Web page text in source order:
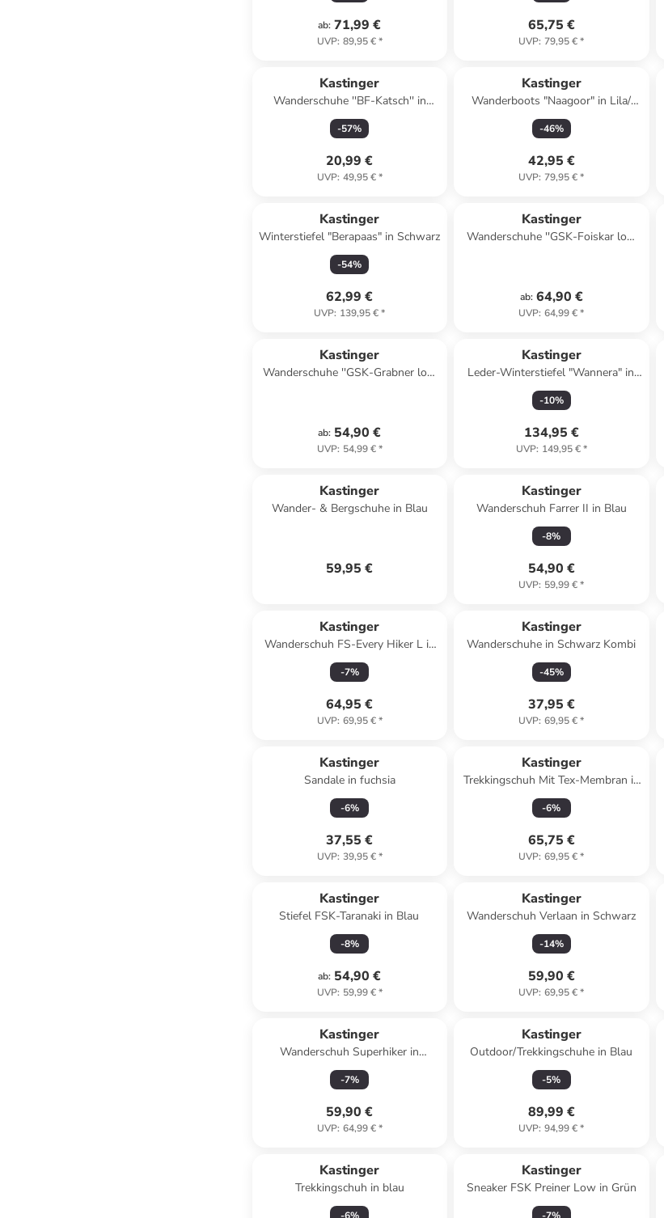
ab: 71,99 €
UVP: 89,95 €*
65,75 €
UVP: 79,95 €*
Kastinger
Wanderschuhe ''BF-Katsch'' in
Schwarz/ Hellblau
-57%
20,99 €
UVP: 49,95 €*
Kastinger
Wanderboots "Naagoor" in Lila/
Rosa
-46%
42,95 €
UVP: 79,95 €*
Kastinger
Winterstiefel "Berapaas" in Schwarz
-54%
62,99 €
UVP: 139,95 €*
Kastinger
Wanderschuhe ''GSK-Foiskar low
ab: 64,90 €
UVP: 64,99 €*
Kastinger
Wanderschuhe ''GSK-Grabner low
ab: 54,90 €
UVP: 54,99 €*
Kastinger
Leder-Winterstiefel "Wannera" in
Braun
-10%
134,95 €
UVP: 149,95 €*
Kastinger
Wander- & Bergschuhe in Blau
59,95 €
Kastinger
Wanderschuh Farrer II in Blau
-8%
54,90 €
UVP: 59,99 €*
Kastinger
Wanderschuh FS-Every Hiker L in
Schwarz
-7%
64,95 €
UVP: 69,95 €*
Kastinger
Wanderschuhe in Schwarz Kombi
-45%
37,95 €
UVP: 69,95 €*
Kastinger
Sandale in fuchsia
-6%
37,55 €
UVP: 39,95 €*
Kastinger
Trekkingschuh Mit Tex-Membran in
blau
-6%
65,75 €
UVP: 69,95 €*
Kastinger
Stiefel FSK-Taranaki in Blau
-8%
ab: 54,90 €
UVP: 59,99 €*
Kastinger
Wanderschuh Verlaan in Schwarz
-14%
59,90 €
UVP: 69,95 €*
Kastinger
Wanderschuh Superhiker in
Schwarz
-7%
59,90 €
UVP: 64,99 €*
Kastinger
Outdoor/Trekkingschuhe in Blau
-5%
89,99 €
UVP: 94,99 €*
Kastinger
Trekkingschuh in blau
Kastinger
Sneaker FSK Preiner Low in Grün